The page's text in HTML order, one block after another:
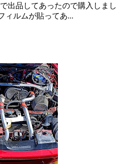
出品してあったので購入しまし
ィルムが貼ってあ...